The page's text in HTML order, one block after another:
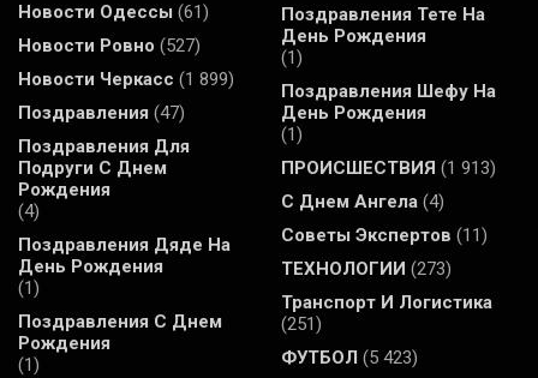
Новости Одессы (61)
Новости Ровно (527)
Новости Черкасс (1 899)
Поздравления (47)
Поздравления Для
Подруги С Днем
Рождения
(4)
Поздравления Дяде На
День Рождения
(1)
Поздравления С Днем
Рождения
(1)
Поздравления Тете На
День Рождения
(1)
Поздравления Шефу На
День Рождения
(1)
ПРОИСШЕСТВИЯ (1 913)
С Днем Ангела (4)
Советы Экспертов (11)
ТЕХНОЛОГИИ (273)
Транспорт И Логистика
(251)
ФУТБОЛ (5 423)